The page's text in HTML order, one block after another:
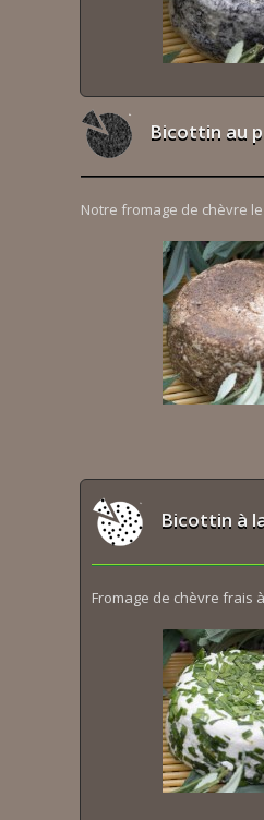
Bicottin au
Notre fromage de chèvre
Bicottin à
Fromage de chèvre frais